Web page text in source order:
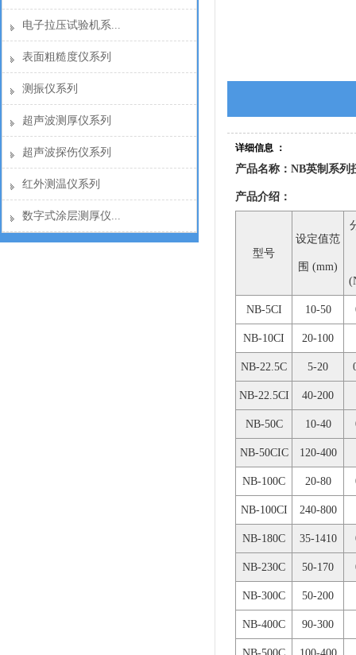
电子拉压试验机系...
表面粗糙度仪系列
测振仪系列
超声波测厚仪系列
超声波探伤仪系列
红外测温仪系列
数字式涂层测厚仪...
详细信息 ：
产品名称：NB英制系列
产品介绍：
型号
设定值范
围 (mm)
NB-5CI 10-50
NB-10CI 20-100
NB-22.5C 5-20
NB-22.5CI 40-200
NB-50C 10-40
NB-50CIC 120-400
NB-100C 20-80
NB-100CI 240-800
NB-180C 35-1410
NB-230C 50-170
NB-300C 50-200
NB-400C 90-300